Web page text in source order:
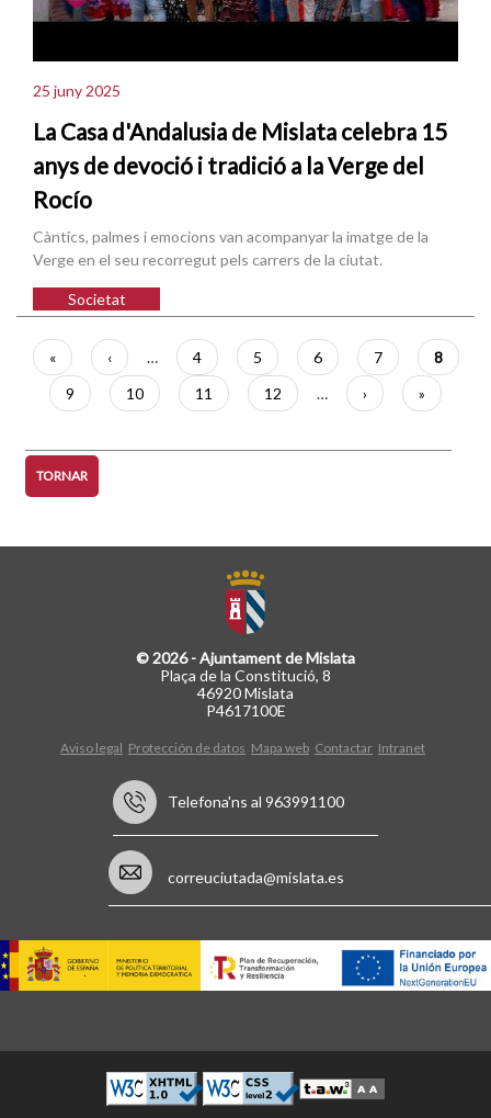
25 juny 2025
La Casa d'Andalusia de Mislata celebra 15
anys de devoció i tradició a la Verge del
Rocío
Càntics, palmes i emocions van acompanyar la imatge de la
Verge en el seu recorregut pels carrers de la ciutat.
Societat
Paginació
Primera
pàgina
«
Pàgina
anterior
‹ … Pàgina
4 Pàgina
5 Pàgina
6 Pàgina
7
Pàgina
actual
8
Pàgina
9 Pàgina
10 Pàgina
11 Pàgina
12 …
Pàgina
següent
›
Última
pàgina
»
TORNAR
© 2026 - Ajuntament de Mislata
Plaça de la Constitució, 8
46920 Mislata
P4617100E
Aviso legal Protección de datos Mapa web Contactar Intranet
Telefona'ns al 963991100
correuciutada@mislata.es